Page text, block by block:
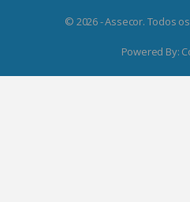
© 2026 - Assecor. Todos
Powered By: